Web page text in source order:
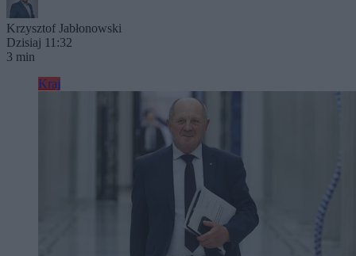
Krzysztof Jabłonowski
Dzisiaj 11:32
3 min
Kraj